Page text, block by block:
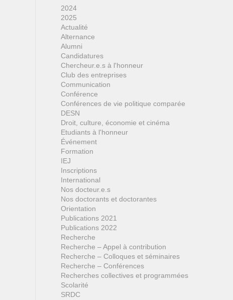
2024
2025
Actualité
Alternance
Alumni
Candidatures
Chercheur.e.s à l'honneur
Club des entreprises
Communication
Conférence
Conférences de vie politique comparée
DESN
Droit, culture, économie et cinéma
Etudiants à l'honneur
Événement
Formation
IEJ
Inscriptions
International
Nos docteur.e.s
Nos doctorants et doctorantes
Orientation
Publications 2021
Publications 2022
Recherche
Recherche – Appel à contribution
Recherche – Colloques et séminaires
Recherche – Conférences
Recherches collectives et programmées
Scolarité
SRDC